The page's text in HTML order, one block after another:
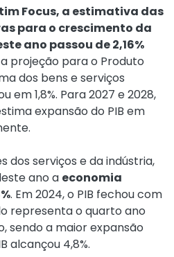
Focus, a estimativa das
para o crescimento da
ano passou de 2,16%
a projeção para o Produto
dos bens e serviços
em 1,8%. Para 2027 e 2028,
expansão do PIB em
dos serviços e da indústria,
ano a economia
. Em 2024, o PIB fechou com
representa o quarto ano
sendo a maior expansão
alcançou 4,8%.